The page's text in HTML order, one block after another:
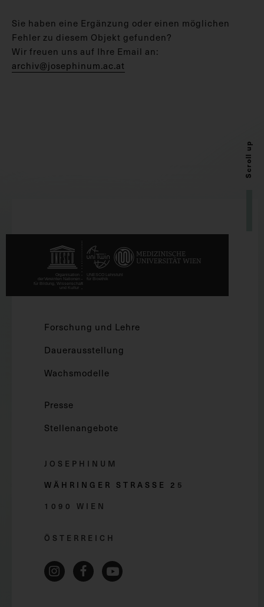
Sie haben eine Ergänzung oder einen möglichen
Fehler zu diesem Objekt gefunden?
Wir freuen uns auf Ihre Email an:
archiv@josephinum.ac.at
Scroll up
Forschung und Lehre
Dauerausstellung
Wachsmodelle
Presse
Stellenangebote
JOSEPHINUM
WÄHRINGER STRASSE 2 5
1090 WIEN
ÖSTERREICH